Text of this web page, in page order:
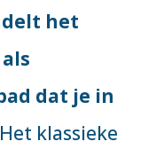
het
dat je in
klassieke